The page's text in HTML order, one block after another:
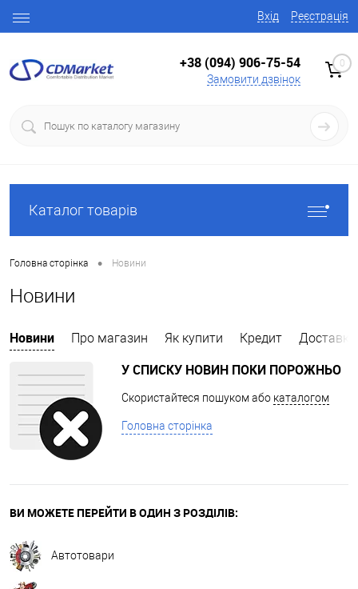
Вхід Реєстрація
+38 (094) 906-75-54
Замовити дзвінок
0
Каталог товарів
Головна сторінка • Новини
Новини
Новини Про магазин Як купити Кредит
У СПИСКУ НОВИН ПОКИ ПОРОЖНЬО
Скористайтеся пошуком або каталогом
Головна сторінка
ВИ МОЖЕТЕ ПЕРЕЙТИ В ОДИН З РОЗДІЛІВ:
Автотовари